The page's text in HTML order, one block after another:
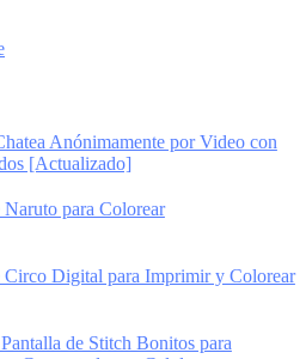
Anónimamente por Video con
[Actualizado]
para Colorear
Circo Digital para Imprimir y Colorear
de Stitch Bonitos para